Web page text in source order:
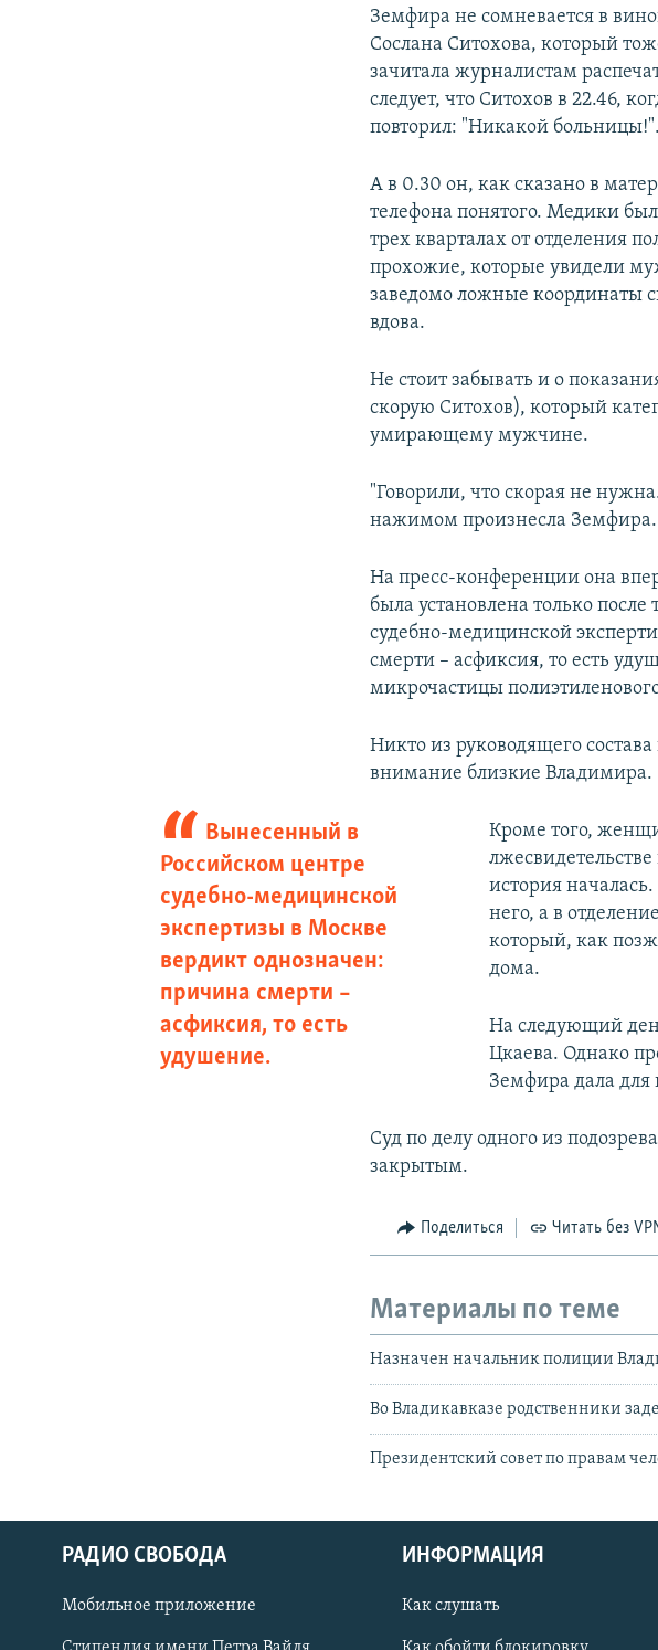
СОЦИАЛЬНЫЕ СЕТИ
Земфира не сомневается в
Сослана Ситохова, который
зачитала журналистам
следует, что Ситохов в 22.46,
повторил: "Никакой больницы!".
А в 0.30 он, как сказано в
телефона понятого. Медики
трех кварталах от отделения
прохожие, которые увидели
заведомо ложные координаты
вдова.
Не стоит забывать и о
скорую Ситохов), который
умирающему мужчине.
"Говорили, что скорая не
нажимом произнесла Земфира.
На пресс-конференции она
была установлена только
судебно-медицинской
смерти – асфиксия, то есть
микрочастицы
Никто из руководящего
внимание близкие Владимира.
Вынесенный в
Российском центре
судебно-медицинской
экспертизы в Москве
вердикт однозначен:
причина смерти –
асфиксия, то есть
удушение.
Кроме того,
история
него, а в
который, как
дома.
На следующий
Цкаева. Однако
Земфира дала
Суд по делу одного из
закрытым.
Поделиться Читать без
Материалы по теме
Назначен начальник полиции
Во Владикавказе родственники
Президентский совет по правам
РАДИО СВОБОДА
Мобильное приложение
ИНФОРМАЦИЯ
Как слушать